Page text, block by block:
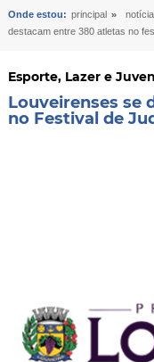
Onde estou: principal »
destacam entre 380 atletas no
Esporte, Lazer e
Louveirenses se
no Festival de